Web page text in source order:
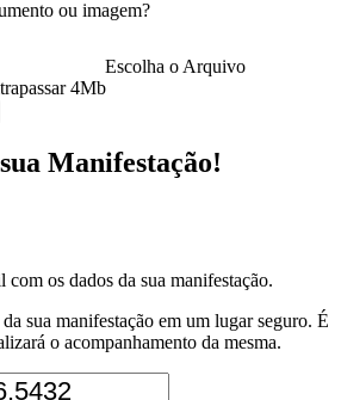
ou imagem?
Escolha o Arquivo
4Mb
Manifestação!
os dados da sua manifestação.
sua manifestação em um lugar seguro. É
o acompanhamento da mesma.